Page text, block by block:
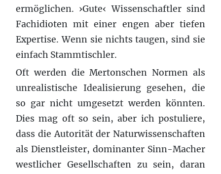
ermöglichen. ›Gute‹ Wissenschaftler sind
Fachidioten mit einer engen aber tiefen
Expertise. Wenn sie nichts taugen, sind sie
einfach Stammtischler.
Oft werden die Mertonschen Normen als
unrealistische Idealisierung gesehen, die
so gar nicht umgesetzt werden könnten.
Dies mag oft so sein, aber ich postuliere,
dass die Autorität der Naturwissenschaften
als Dienstleister, dominanter Sinn-Macher
westlicher Gesellschaften zu sein, daran